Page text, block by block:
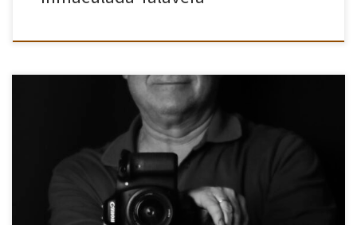
PRESENTACIÓN Desde que tengo acceso a mis recuerdos, he
manifestado mi inquietud por la técnica y el arte. La atracción por
la tecnología me ha permitido estudiar y ejercer la […]